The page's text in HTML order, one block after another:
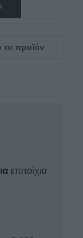
το προϊόν
επιτοίχια